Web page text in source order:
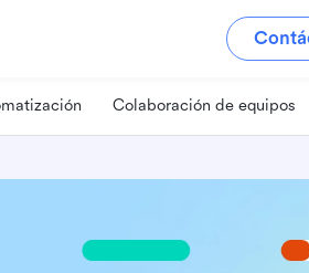
Colaboración de equipos